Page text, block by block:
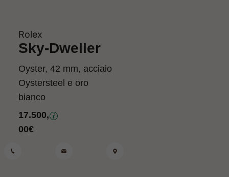
Rolex
Sky-Dweller
Oyster, 42 mm, acciaio
Oystersteel e oro
bianco
17.500,
00€